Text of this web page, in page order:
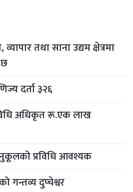
तथा साना उद्यम क्षेत्रमा
दर्ता ३२६
अधिकृत रू.एक लाख
प्रविधि आवश्यक
गन्तव्य दुप्चेश्वर